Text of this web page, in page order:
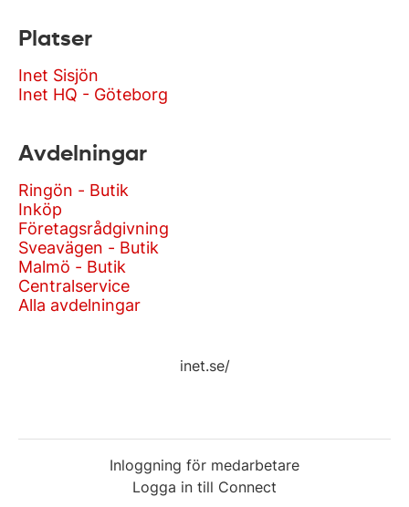
Platser
Inet Sisjön
Inet HQ - Göteborg
Avdelningar
Ringön - Butik
Inköp
Företagsrådgivning
Sveavägen - Butik
Malmö - Butik
Centralservice
Alla avdelningar
inet.se/
Inloggning för medarbetare
Logga in till Connect